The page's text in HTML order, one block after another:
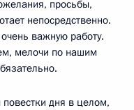
просьбы,
непосредственно.
важную работу.
мелочи по нашим
дня в целом,